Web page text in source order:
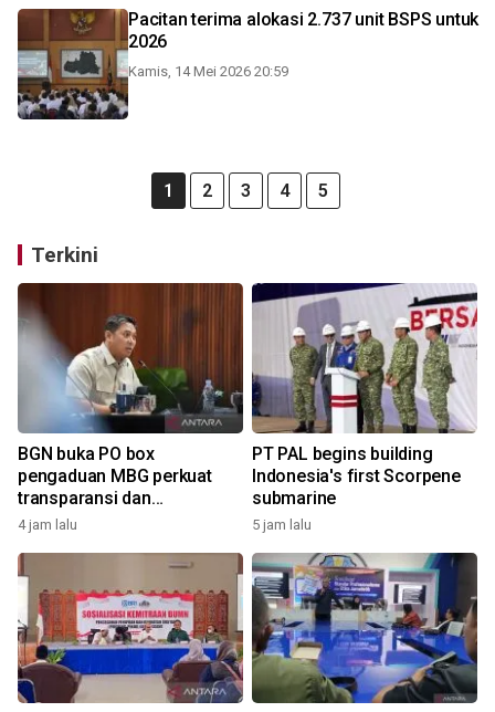
Pacitan terima alokasi 2.737 unit BSPS untuk
2026
Kamis, 14 Mei 2026 20:59
1 2 3 4 5
Terkini
BGN buka PO box
pengaduan MBG perkuat
transparansi dan
pengawasan
4 jam lalu
PT PAL begins building
Indonesia's first Scorpene
submarine
5 jam lalu